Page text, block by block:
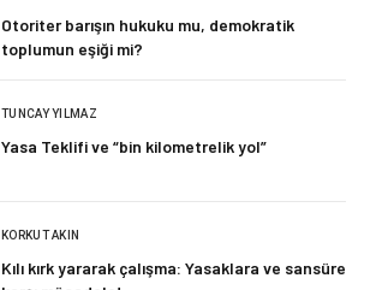
Otoriter barışın hukuku mu, demokratik
toplumun eşiği mi?
TUNCAY YILMAZ
Yasa Teklifi ve “bin kilometrelik yol”
KORKUT AKIN
Kılı kırk yararak çalışma: Yasaklara ve sansüre